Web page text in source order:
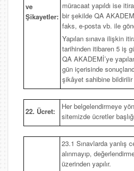
ve
Şikayetler:
müracaat yapıldı ise
bir şekilde QA
faks, e-posta vb. ile
Yapılan sınava ilişkin
tarihinden itibaren 5 iş
QA AKADEMİ’ye
gün içerisinde
şikâyet sahibine bildirilir
22. Ücret:
Her belgelendirmeye
sitemizde ücretler
23.1 Sınavlarda yanlış
alınmayıp,
üzerinden yapılır.